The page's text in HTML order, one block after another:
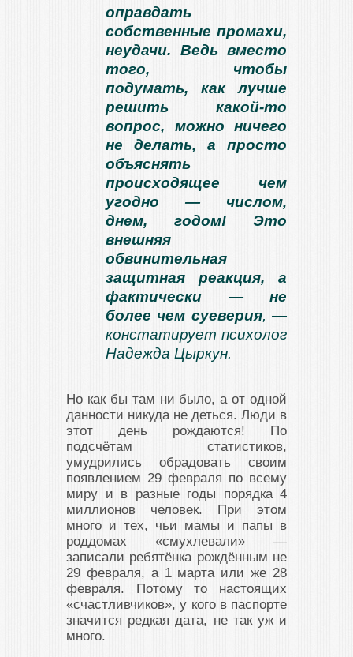
оправдать
собственные промахи,
неудачи. Ведь вместо
того, чтобы
подумать, как лучше
решить какой-то
вопрос, можно ничего
не делать, а просто
объяснять
происходящее чем
угодно — числом,
днем, годом! Это
внешняя
обвинительная
защитная реакция, а
фактически — не
более чем суеверия, —
констатирует психолог
Надежда Цыркун.
Но как бы там ни было, а от одной
данности никуда не деться. Люди в
этот день рождаются! По
подсчётам статистиков,
умудрились обрадовать своим
появлением 29 февраля по всему
миру и в разные годы порядка 4
миллионов человек. При этом
много и тех, чьи мамы и папы в
роддомах «смухлевали» —
записали ребятёнка рождённым не
29 февраля, а 1 марта или же 28
февраля. Потому то настоящих
«счастливчиков», у кого в паспорте
значится редкая дата, не так уж и
много.